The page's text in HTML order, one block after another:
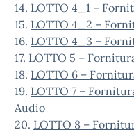
14. LOTTO 4_1 –
15. LOTTO 4_2 –
16. LOTTO 4_3 –
17. LOTTO 5 –
18. LOTTO 6 –
19. LOTTO 7 –
Audio
20. LOTTO 8 –